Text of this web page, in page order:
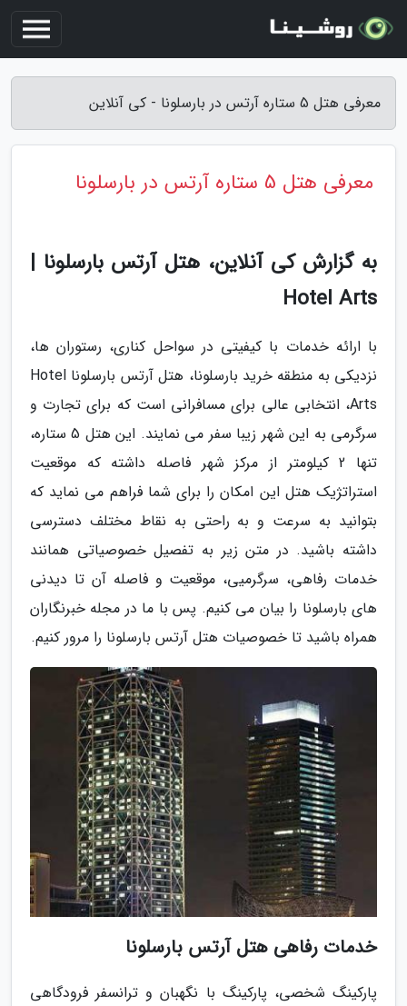
معرفی هتل 5 ستاره آرتس در بارسلونا - کی آنلاین
معرفی هتل 5 ستاره آرتس در بارسلونا
به گزارش کی آنلاین، هتل آرتس بارسلونا |
Hotel Arts
با ارائه خدمات با کیفیتی در سواحل کناری، رستوران ها،
نزدیکی به منطقه خرید بارسلونا، هتل آرتس بارسلونا Hotel
Arts، انتخابی عالی برای مسافرانی است که برای تجارت و
سرگرمی به این شهر زیبا سفر می نمایند. این هتل 5 ستاره،
تنها 2 کیلومتر از مرکز شهر فاصله داشته که موقعیت
استراتژیک هتل این امکان را برای شما فراهم می نماید که
بتوانید به سرعت و به راحتی به نقاط مختلف دسترسی
داشته باشید. در متن زیر به تفصیل خصوصیاتی همانند
خدمات رفاهی، سرگرمیی، موقعیت و فاصله آن تا دیدنی
های بارسلونا را بیان می کنیم. پس با ما در مجله خبرنگاران
همراه باشید تا خصوصیات هتل آرتس بارسلونا را مرور کنیم.
خدمات رفاهی هتل آرتس بارسلونا
پارکینگ شخصی، پارکینگ با نگهبان و ترانسفر فرودگاهی